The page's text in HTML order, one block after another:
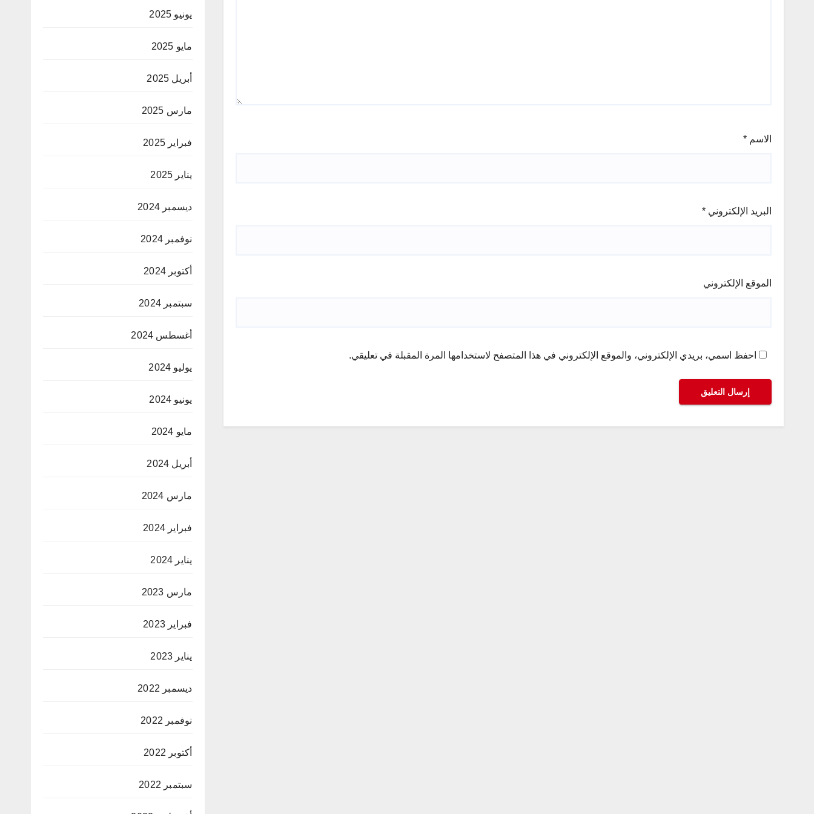
الاسم *
البريد الإلكتروني *
الموقع الإلكتروني
احفظ اسمي، بريدي الإلكتروني، والموقع الإلكتروني في هذا المتصفح لاستخدامها المرة المقبلة في تعليقي.
يونيو 2025
مايو 2025
أبريل 2025
مارس 2025
فبراير 2025
يناير 2025
ديسمبر 2024
نوفمبر 2024
أكتوبر 2024
سبتمبر 2024
أغسطس 2024
يوليو 2024
يونيو 2024
مايو 2024
أبريل 2024
مارس 2024
فبراير 2024
يناير 2024
مارس 2023
فبراير 2023
يناير 2023
ديسمبر 2022
نوفمبر 2022
أكتوبر 2022
سبتمبر 2022